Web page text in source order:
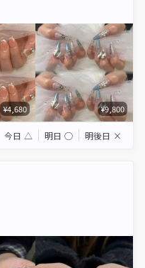
¥4,680 ¥9,800
今日 △ 明日 ◯ 明後日 ×